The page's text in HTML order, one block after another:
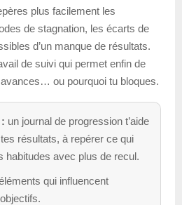
plus facilement les
de stagnation, les écarts de
d’un manque de résultats.
de suivi qui permet enfin de
ou pourquoi tu bloques.
un journal de progression t’aide
résultats, à repérer ce qui
habitudes avec plus de recul.
qui influencent